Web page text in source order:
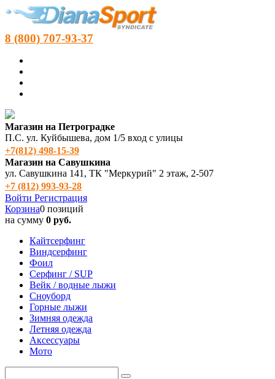
8 (800) 707-93-37
Магазин на Петроградке
П.С. ул. Куйбышева, дом 1/5 вход с улицы
+7(812) 498‑15-39
Магазин на Савушкина
ул. Савушкина 141, ТК "Меркурий" 2 этаж, 2-507
+7 (812) 993-93-28
Войти Регистрация
Корзина0 позиций
на сумму 0 руб.
Кайтсерфинг
Виндсерфинг
Фоил
Серфинг / SUP
Вейк / водные лыжи
Сноуборд
Горные лыжи
Зимняя одежда
Летняя одежда
Аксессуары
Мото